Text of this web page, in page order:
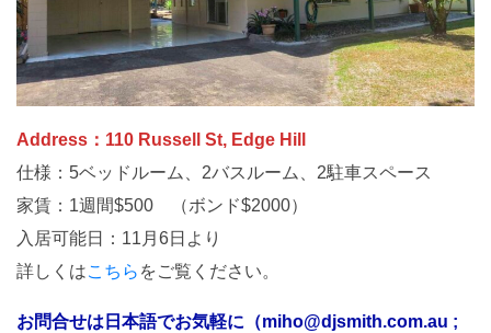
Address：110 Russell St, Edge Hill
仕様：5ベッドルーム、2バスルーム、2駐車スペース
家賃：1週間$500 （ボンド$2000）
入居可能日：11月6日より
詳しくはこちら をご覧ください。
お問合せは日本語でお気軽に（miho@djsmith.com.au ;